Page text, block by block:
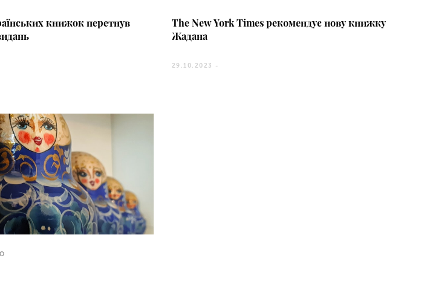
книжок перетнув
The New York Times рекомендує нову книжку
Жадана
29.10.2023 -